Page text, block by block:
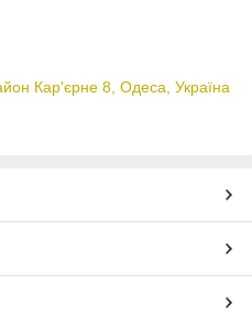
Кар'єрне 8, Одеса, Україна